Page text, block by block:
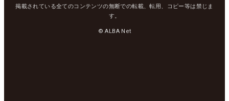
掲載されている全てのコンテンツの無断での転載、転用、コピー等は禁じま
す。
© ALBA Net